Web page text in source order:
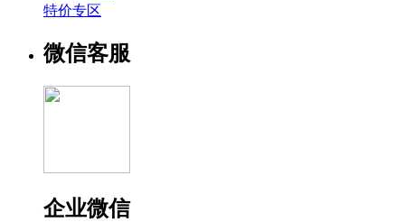
特价专区
微信客服
企业微信